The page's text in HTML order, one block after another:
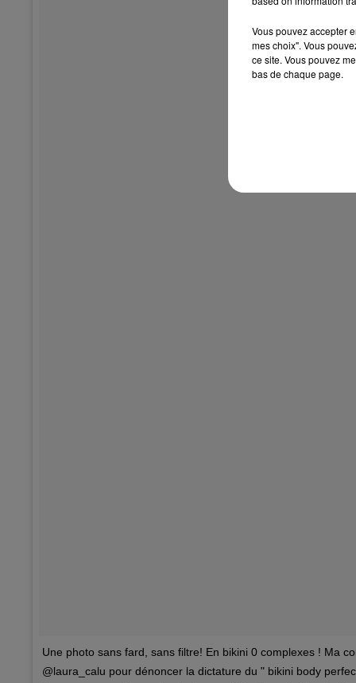
Une photo sans fard, sans filtre! En bikini 0 complexes ! Ma
@laura_calu pour dénoncer la dictature du " bikini body
Vous pouvez accepter
mes choix". Vous
ce site. Vous pouvez
bas de chaque page.